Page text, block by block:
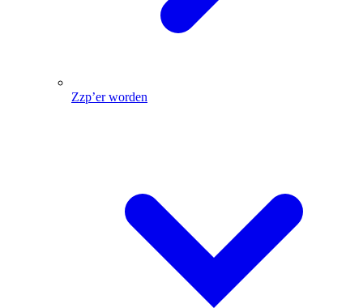
Zzp’er worden